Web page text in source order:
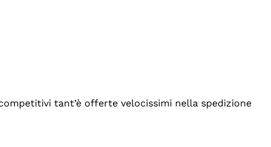
tant’è offerte velocissimi nella spedizione